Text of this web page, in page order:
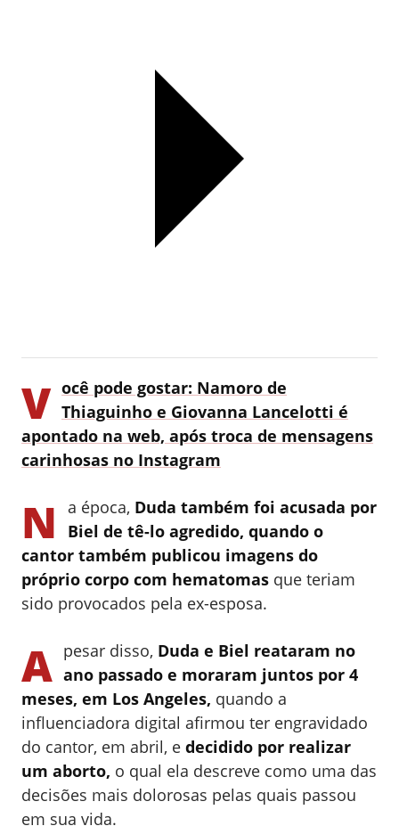
V ocê pode gostar: Namoro de
Thiaguinho e Giovanna Lancelotti é
apontado na web, após troca de mensagens
carinhosas no Instagram
N a época, Duda também foi acusada por
Biel de tê-lo agredido, quando o
cantor também publicou imagens do
próprio corpo com hematomas que teriam
sido provocados pela ex-esposa.
A pesar disso, Duda e Biel reataram no
ano passado e moraram juntos por 4
meses, em Los Angeles, quando a
influenciadora digital afirmou ter engravidado
do cantor, em abril, e decidido por realizar
um aborto, o qual ela descreve como uma das
decisões mais dolorosas pelas quais passou
em sua vida.